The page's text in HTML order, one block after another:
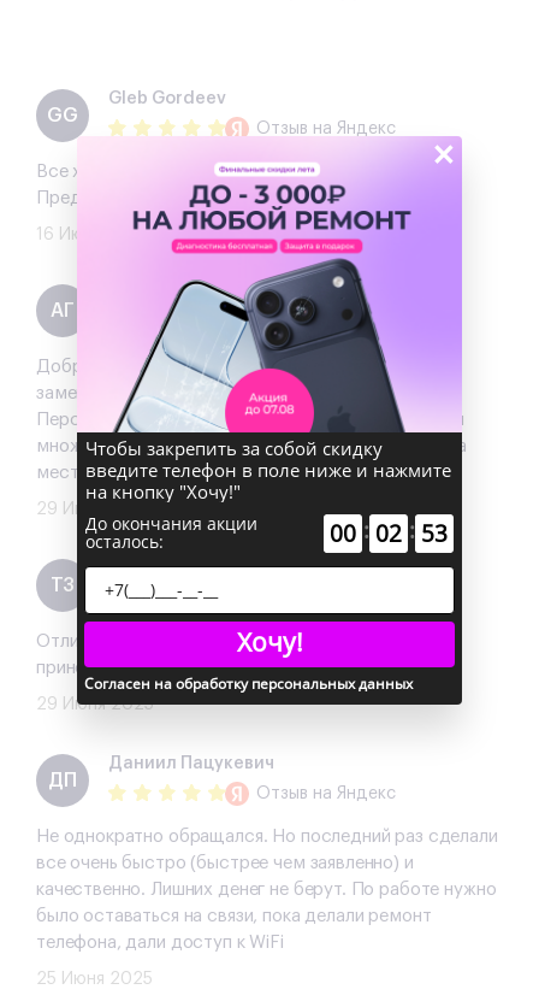
GG
Gleb Gordeev
Отзыв на Яндекс
Все хорошо. Быстрый и качественный ремонт.
Предложили хорошую скидку.
16 Июля 2025
АГ
Артем Г.
Отзывна Яндекс
Добрый день! Это отличное место, где можно
заменить батарею в вашем iPhone 11 Pro Max.
Персонал был очень дружелюбным и предоставил
множество бонусов. Лучше всего договориться на
месте. Желаю вам успехов и процветания!
29 Июня 2025
ТЗ
Татьяна Зюбина
Отлично ремонтирут , несколько телефонов уже
приносила
29 Июня 2025
ДП
Даниил Пацукевич
Отзыв на Яндекс
Не однократно обращался. Но последний раз сделали
все очень быстро (быстрее чем заявленно) и
качественно. Лишних денег не берут. По работе нужно
было оставаться на связи, пока делали ремонт
телефона, дали доступ к WiFi
25 Июня 2025
×
Чтобы закрепить за собой скидку
введите телефон в поле ниже и нажмите
на кнопку "Хочу!"
До окончания акции
осталось: 00 : 02 : 52
Хочу!
Согласен на обработку персональных данных